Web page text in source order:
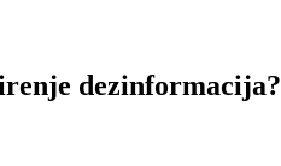
dezinformacija?